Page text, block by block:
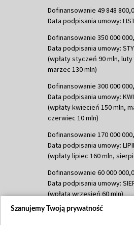
Dofinansowanie 49 848
Data podpisania umowy:
Dofinansowanie 350 000
Data podpisania umowy:
(wpłaty styczeń 90 mln, luty
marzec 130 mln)
Dofinansowanie 300 000
Data podpisania umowy:
(wpłaty kwiecień 150 mln,
czerwiec 10 mln)
Dofinansowanie 170 000
Data podpisania umowy:
(wpłaty lipiec 160 mln,
Dofinansowanie 60 000
Data podpisania umowy:
(wpłata wrzesień 60 mln)
Dofinansowanie 635 783
Szanujemy Twoją prywatność